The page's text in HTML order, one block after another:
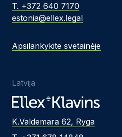
T. +372 640 7170
estonia@ellex.legal
Apsilankykite svetainėje
Latvija
K.Valdemara 62, Ryga